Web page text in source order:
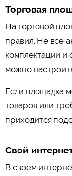
Торговая
На торговой
правил. Не все
комплектации и
можно
Если площадка
товаров или
приходится
Свой
В своем